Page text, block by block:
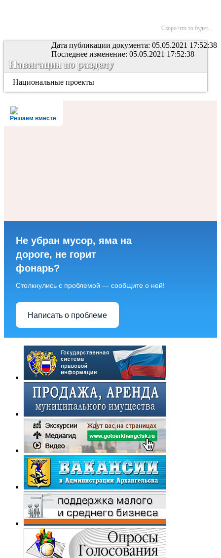
Скоро что то будет...
Дата публикации документа: 05.05.2021 17:52:38
Последнее изменение: 05.05.2021 17:52:38
Навигация по разделу
Национальные проекты
Решаем вместе
Не убран мусор, яма на
дороге, не горит
фонарь?
Столкнулись с проблемой — сообщите о ней!
Написать о проблеме